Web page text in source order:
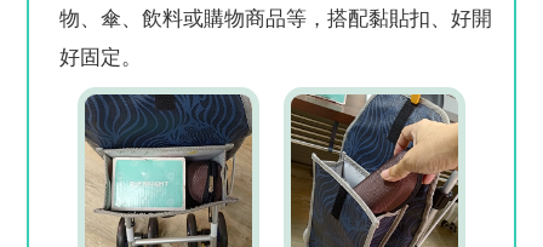
物、傘、飲料或購物商品等，搭配黏貼扣、好開
好固定。